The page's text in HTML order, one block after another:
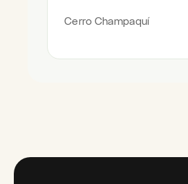
Cerro Champaquí